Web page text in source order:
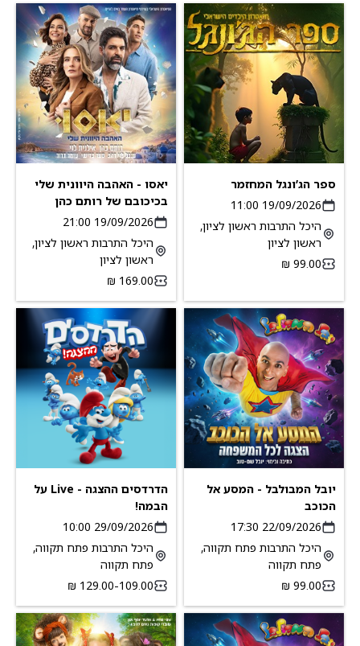
ספר הג’ונגל המחזמר
19/09/2026 11:00
היכל התרבות ראשון לציון,
ראשון לציון
יאסו - האהבה היוונית שלי
בכיכובם של רותם כהן
ואילנית לוי
19/09/2026 21:00
היכל התרבות ראשון לציון,
ראשון לציון
יובל המבולבל - המסע אל
הכוכב
22/09/2026 17:30
היכל התרבות פתח תקווה,
פתח תקווה
הדרדסים ההצגה - Live על
הבמה!
29/09/2026 10:00
היכל התרבות פתח תקווה,
פתח תקווה
109.00-‏129.00 ‏₪